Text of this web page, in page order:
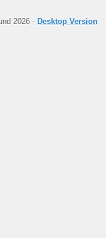
2026 - Desktop Version